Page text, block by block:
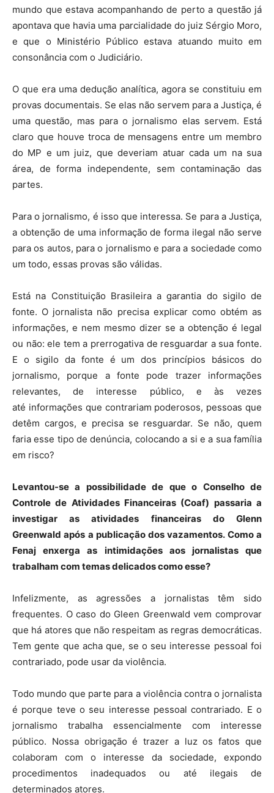
mundo que estava acompanhando de perto a questão já
apontava que havia uma parcialidade do juiz Sérgio Moro,
e que o Ministério Público estava atuando muito em
consonância com o Judiciário.
O que era uma dedução analítica, agora se constituiu em
provas documentais. Se elas não servem para a Justiça, é
uma questão, mas para o jornalismo elas servem. Está
claro que houve troca de mensagens entre um membro
do MP e um juiz, que deveriam atuar cada um na sua
área, de forma independente, sem contaminação das
partes.
Para o jornalismo, é isso que interessa. Se para a Justiça,
a obtenção de uma informação de forma ilegal não serve
para os autos, para o jornalismo e para a sociedade como
um todo, essas provas são válidas.
Está na Constituição Brasileira a garantia do sigilo de
fonte. O jornalista não precisa explicar como obtém as
informações, e nem mesmo dizer se a obtenção é legal
ou não: ele tem a prerrogativa de resguardar a sua fonte.
E o sigilo da fonte é um dos princípios básicos do
jornalismo, porque a fonte pode trazer informações
relevantes, de interesse público, e às vezes
até informações que contrariam poderosos, pessoas que
detêm cargos, e precisa se resguardar. Se não, quem
faria esse tipo de denúncia, colocando a si e a sua família
em risco?
Levantou-se a possibilidade de que o Conselho de
Controle de Atividades Financeiras (Coaf) passaria a
investigar as atividades financeiras do Glenn
Greenwald após a publicação dos vazamentos. Como a
Fenaj enxerga as intimidações aos jornalistas que
trabalham com temas delicados como esse?
Infelizmente, as agressões a jornalistas têm sido
frequentes. O caso do Gleen Greenwald vem comprovar
que há atores que não respeitam as regras democráticas.
Tem gente que acha que, se o seu interesse pessoal foi
contrariado, pode usar da violência.
Todo mundo que parte para a violência contra o jornalista
é porque teve o seu interesse pessoal contrariado. E o
jornalismo trabalha essencialmente com interesse
público. Nossa obrigação é trazer a luz os fatos que
colaboram com o interesse da sociedade, expondo
procedimentos inadequados ou até ilegais de
determinados atores.